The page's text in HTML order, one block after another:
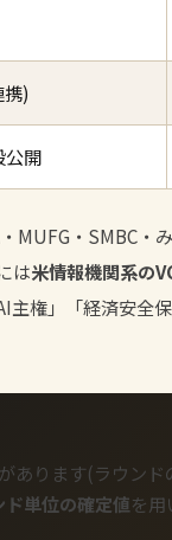
)
公開
・SMBC・
は米情報機関系の
権」「経済安全
あります(ラウン
ド単位の確定値を用